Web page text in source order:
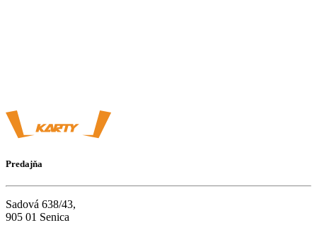
Predajňa
Sadová 638/43,
905 01 Senica